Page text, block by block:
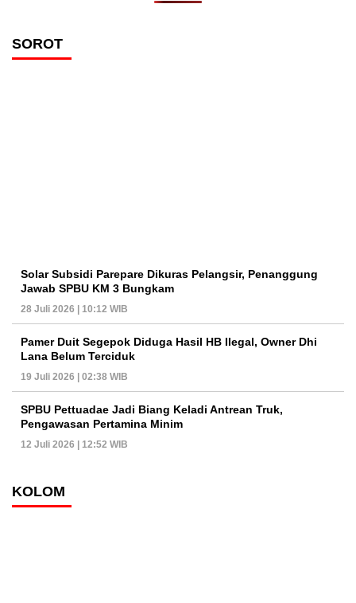
SOROT
Solar Subsidi Parepare Dikuras Pelangsir, Penanggung
Jawab SPBU KM 3 Bungkam
28 Juli 2026 | 10:12 WIB
Pamer Duit Segepok Diduga Hasil HB Ilegal, Owner Dhi
Lana Belum Terciduk
19 Juli 2026 | 02:38 WIB
SPBU Pettuadae Jadi Biang Keladi Antrean Truk,
Pengawasan Pertamina Minim
12 Juli 2026 | 12:52 WIB
KOLOM